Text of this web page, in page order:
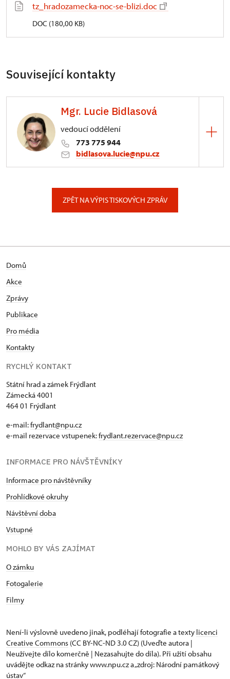
tz_hradozamecka-noc-se-blizi.doc
DOC (180,00 KB)
Související kontakty
Mgr. Lucie Bidlasová
vedoucí oddělení
773 775 944
bidlasova.lucie@npu.cz
ZPĚT NA VÝPIS TISKOVÝCH ZPRÁV
Domů
Akce
Zprávy
Publikace
Pro média
Kontakty
RYCHLÝ KONTAKT
Státní hrad a zámek Frýdlant
Zámecká 4001
464 01 Frýdlant
e-mail:frydlant@npu.cz
e-mail rezervace vstupenek:frydlant.rezervace@npu.cz
INFORMACE PRO NÁVŠTĚVNÍKY
Informace pro návštěvníky
Prohlídkové okruhy
Návštěvní doba
Vstupné
MOHLO BY VÁS ZAJÍMAT
O zámku
Fotogalerie
Filmy
Není-li výslovně uvedeno jinak, podléhají fotografie a texty licenci
Creative Commons (CC BY-NC-ND 3.0 CZ) (Uveďte autora |
Neužívejte dílo komerčně | Nezasahujte do díla). Při užití obsahu
uvádějte odkaz na stránky www.npu.cz a „zdroj: Národní památkový
ústav“